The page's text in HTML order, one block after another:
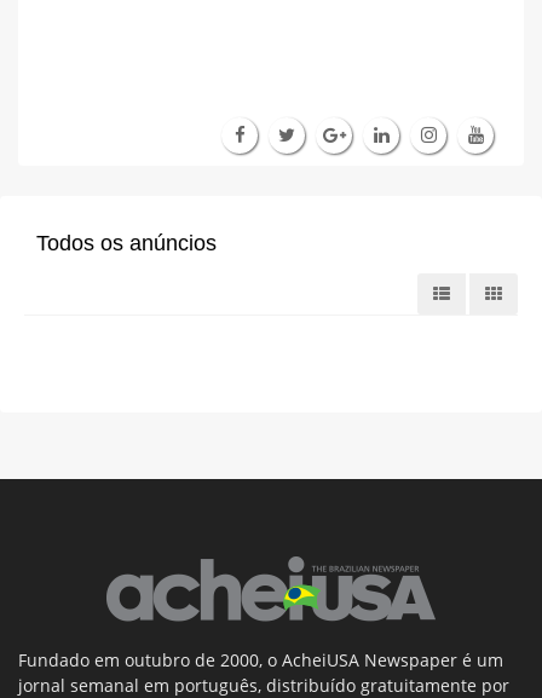
Todos os anúncios
Fundado em outubro de 2000, o AcheiUSA Newspaper é um
jornal semanal em português, distribuído gratuitamente por